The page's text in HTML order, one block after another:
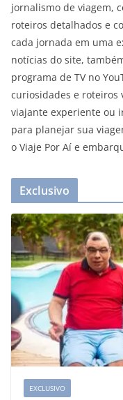
jornalismo de viagem,
roteiros detalhados e
cada jornada em uma
notícias do site,
programa de TV no
curiosidades e roteiros
viajante experiente ou
para planejar sua
o Viaje Por Aí e
Exclusivo
EXCLUSIVO